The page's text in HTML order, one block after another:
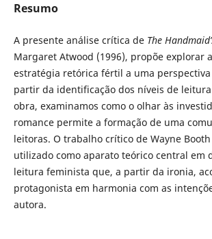
Resumo
A presente análise crítica de The
Margaret Atwood (1996), propõe explorar
estratégia retórica fértil a uma
partir da identificação dos níveis de
obra, examinamos como o olhar às
romance permite a formação de uma
leitoras. O trabalho crítico de Wayne
utilizado como aparato teórico central em
leitura feminista que, a partir da ironia,
protagonista em harmonia com as
autora.